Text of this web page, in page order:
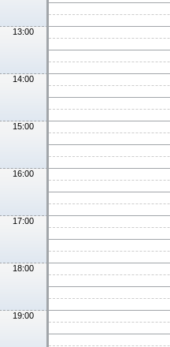
13:00
14:00
15:00
16:00
17:00
18:00
19:00